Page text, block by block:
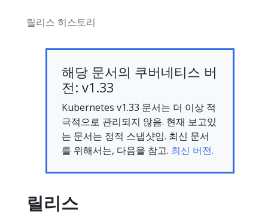
릴리스 히스토리
해당 문서의 쿠버네티스 버
전: v1.33
Kubernetes v1.33 문서는 더 이상 적
극적으로 관리되지 않음. 현재 보고있
는 문서는 정적 스냅샷임. 최신 문서
를 위해서는, 다음을 참고. 최신 버전.
릴리스